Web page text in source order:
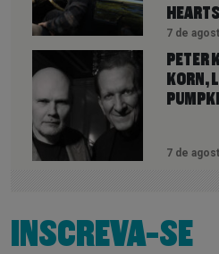
HEARTS
7 de
PETER
KORN,
7 de
INSCREVA-SE